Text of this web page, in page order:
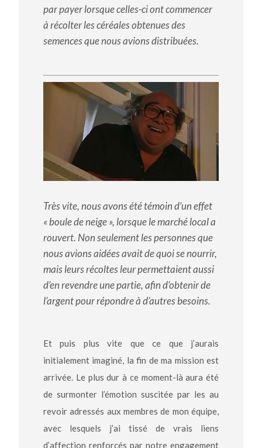
par payer lorsque celles-ci ont commencer
à récolter les céréales obtenues des
semences que nous avions distribuées.
Très vite, nous avons été témoin d’un effet
« boule de neige », lorsque le marché local a
rouvert. Non seulement les personnes que
nous avions aidées avait de quoi se nourrir,
mais leurs récoltes leur permettaient aussi
d’en revendre une partie, afin d’obtenir de
l’argent pour répondre à d’autres besoins.
Et puis plus vite que ce que j’aurais
initialement imaginé, la fin de ma mission est
arrivée. Le plus dur à ce moment-là aura été
de surmonter l’émotion suscitée par les au
revoir adressés aux membres de mon équipe,
avec lesquels j’ai tissé de vrais liens
d’affection renforcés par notre engagement